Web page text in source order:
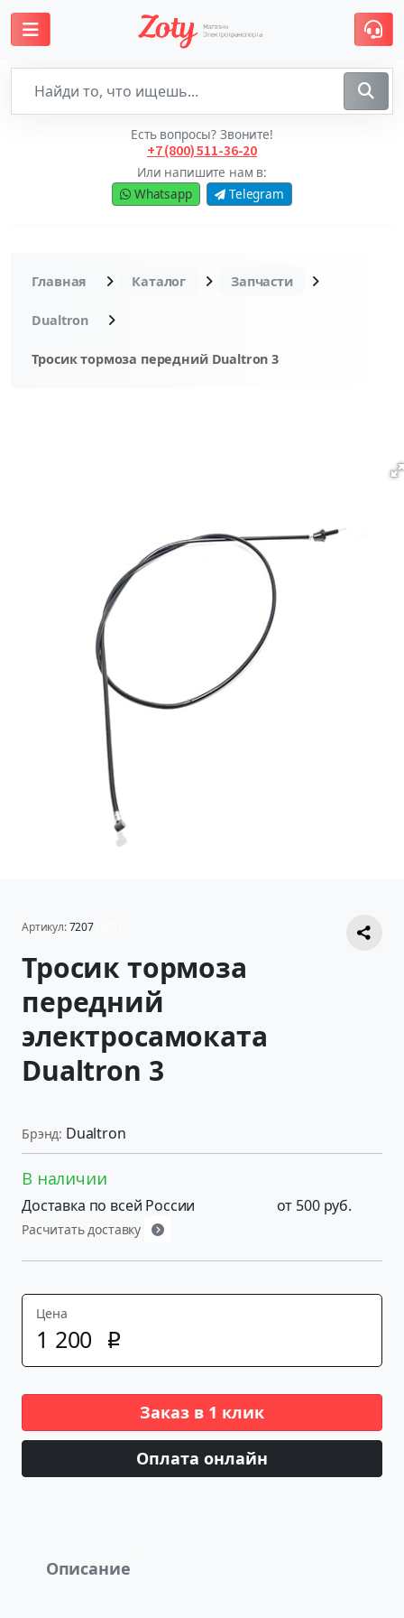
Есть вопросы? Звоните!
+7 (800) 511-36-20
Или напишите нам в:
Whatsapp
Telegram
Главная Каталог Запчасти
Dualtron
Тросик тормоза передний Dualtron 3
Артикул:7207
Тросик тормоза
передний
электросамоката
Dualtron 3
Брэнд: Dualtron
В наличии
Доставка по всей России
Расчитать доставку
от 500 руб.
Цена
1 200 p
Заказ в 1 клик
Оплата онлайн
Описание